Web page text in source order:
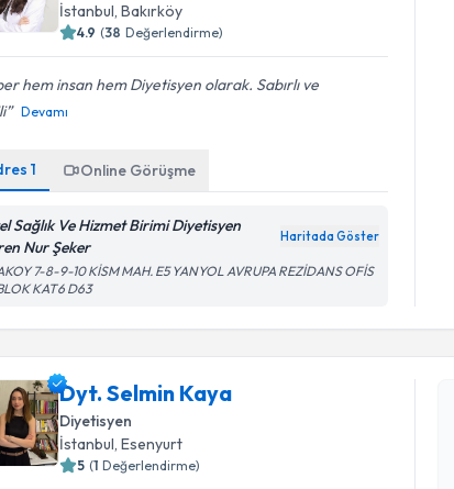
İstanbul, Bakırköy
4.9 (38 Değerlendirme)
hem insan hem Diyetisyen olarak. Sabırlı ve
Devamı
1 Online Görüşme
Sağlık Ve Hizmet Birimi Diyetisyen
Nur Şeker
Haritada Göster
7-8-9-10 KİSM MAH. E5 YANYOL AVRUPA REZİDANS OFİS
KAT6 D63
Dyt. Selmin Kaya
Diyetisyen
İstanbul, Esenyurt
5 (1 Değerlendirme)